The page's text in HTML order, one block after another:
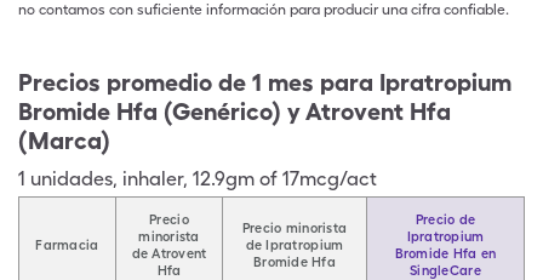
no contamos con suficiente información para producir una cifra confiable.
Precios promedio de 1 mes para Ipratropium
Bromide Hfa (Genérico) y Atrovent Hfa
(Marca)
1 unidades, inhaler, 12.9gm of 17mcg/act
Farmacia
Precio
minorista
de Atrovent
Hfa
Precio minorista
de Ipratropium
Bromide Hfa
Precio de
Ipratropium
Bromide Hfa en
SingleCare